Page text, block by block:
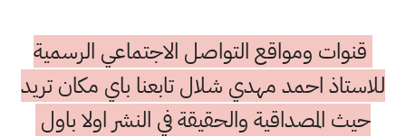
قنوات ومواقع التواصل الاجتماعي الرسمية
للاستاذ احمد مهدي شلال تابعنا باي مكان تريد
حيث المصداقية والحقيقة في النشر اولا باول